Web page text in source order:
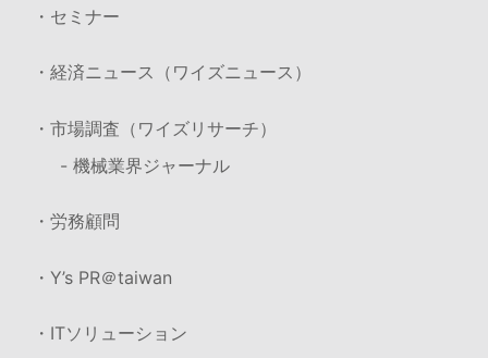
・セミナー
・経済ニュース（ワイズニュース）
・市場調査（ワイズリサーチ）
- 機械業界ジャーナル
・労務顧問
・Y’s PR＠taiwan
・ITソリューション